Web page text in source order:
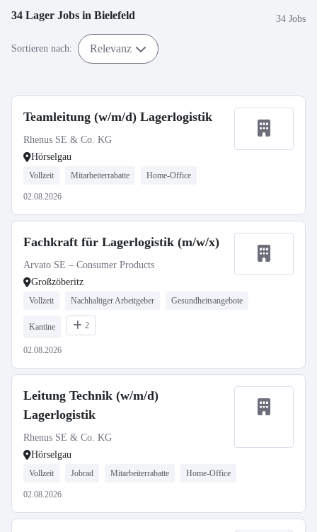
34 Lager Jobs in Bielefeld 34 Jobs
Sortieren nach: Relevanz
Teamleitung (w/m/d) Lagerlogistik
Rhenus SE & Co. KG
Hörselgau
Vollzeit Mitarbeiterrabatte Home-Office
02.08.2026
Fachkraft für Lagerlogistik (m/w/x)
Arvato SE – Consumer Products
Großzöberitz
Vollzeit Nachhaltiger Arbeitgeber Gesundheitsangebote
Kantine 2
02.08.2026
Leitung Technik (w/m/d)
Lagerlogistik
Rhenus SE & Co. KG
Hörselgau
Vollzeit Jobrad Mitarbeiterrabatte Home-Office
02.08.2026